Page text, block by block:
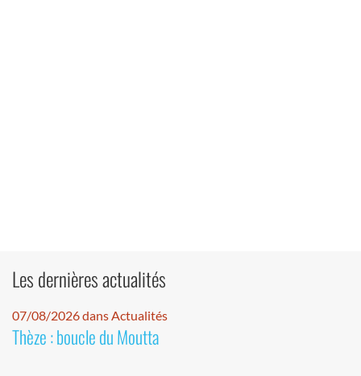
Les dernières actualités
07/08/2026 dans Actualités
Thèze : boucle du Moutta